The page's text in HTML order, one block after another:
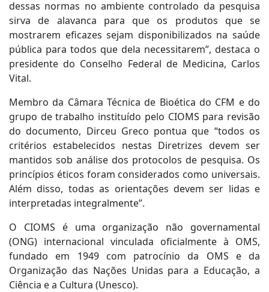
dessas normas no ambiente controlado da pesquisa
sirva de alavanca para que os produtos que se
mostrarem eficazes sejam disponibilizados na saúde
pública para todos que dela necessitarem”, destaca o
presidente do Conselho Federal de Medicina, Carlos
Vital.
Membro da Câmara Técnica de Bioética do CFM e do
grupo de trabalho instituído pelo CIOMS para revisão
do documento, Dirceu Greco pontua que “todos os
critérios estabelecidos nestas Diretrizes devem ser
mantidos sob análise dos protocolos de pesquisa. Os
princípios éticos foram considerados como universais.
Além disso, todas as orientações devem ser lidas e
interpretadas integralmente”.
O CIOMS é uma organização não governamental
(ONG) internacional vinculada oficialmente à OMS,
fundado em 1949 com patrocínio da OMS e da
Organização das Nações Unidas para a Educação, a
Ciência e a Cultura (Unesco).